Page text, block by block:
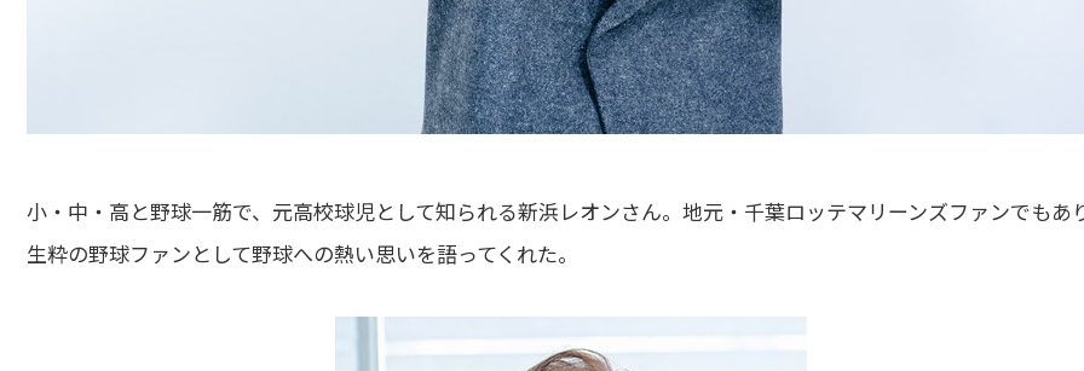
小・中・高と野球一筋で、元高校球児として知られる新浜レオンさん。地元・千葉ロッテマリーンズファンでもあ
生粋の野球ファンとして野球への熱い思いを語ってくれた。